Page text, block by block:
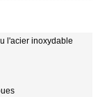
l'acier inoxydable